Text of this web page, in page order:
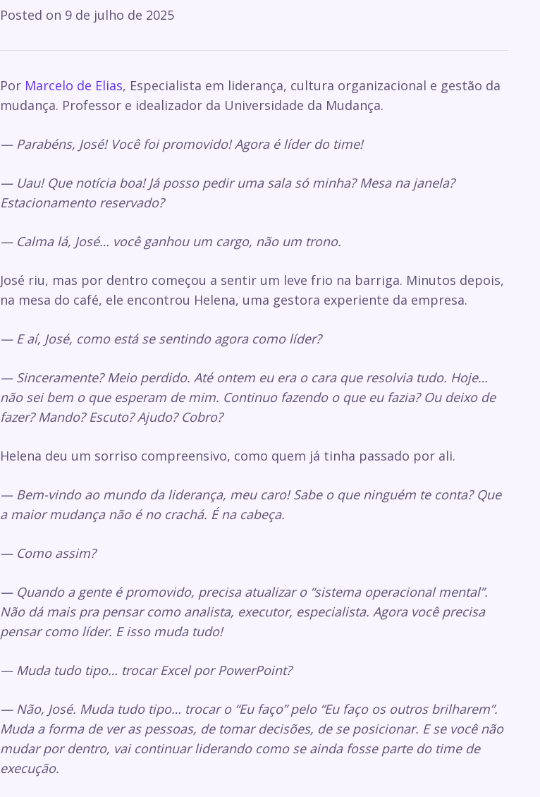
Posted on 9 de julho de 2025
Por Marcelo de Elias, Especialista em liderança, cultura organizacional e gestão da
mudança. Professor e idealizador da Universidade da Mudança.
— Parabéns, José! Você foi promovido! Agora é líder do time!
— Uau! Que notícia boa! Já posso pedir uma sala só minha? Mesa na janela?
Estacionamento reservado?
— Calma lá, José… você ganhou um cargo, não um trono.
José riu, mas por dentro começou a sentir um leve frio na barriga. Minutos depois,
na mesa do café, ele encontrou Helena, uma gestora experiente da empresa.
— E aí, José, como está se sentindo agora como líder?
— Sinceramente? Meio perdido. Até ontem eu era o cara que resolvia tudo. Hoje…
não sei bem o que esperam de mim. Continuo fazendo o que eu fazia? Ou deixo de
fazer? Mando? Escuto? Ajudo? Cobro?
Helena deu um sorriso compreensivo, como quem já tinha passado por ali.
— Bem-vindo ao mundo da liderança, meu caro! Sabe o que ninguém te conta? Que
a maior mudança não é no crachá. É na cabeça.
— Como assim?
— Quando a gente é promovido, precisa atualizar o “sistema operacional mental”.
Não dá mais pra pensar como analista, executor, especialista. Agora você precisa
pensar como líder. E isso muda tudo!
— Muda tudo tipo… trocar Excel por PowerPoint?
— Não, José. Muda tudo tipo… trocar o “Eu faço” pelo “Eu faço os outros brilharem”.
Muda a forma de ver as pessoas, de tomar decisões, de se posicionar. E se você não
mudar por dentro, vai continuar liderando como se ainda fosse parte do time de
execução.